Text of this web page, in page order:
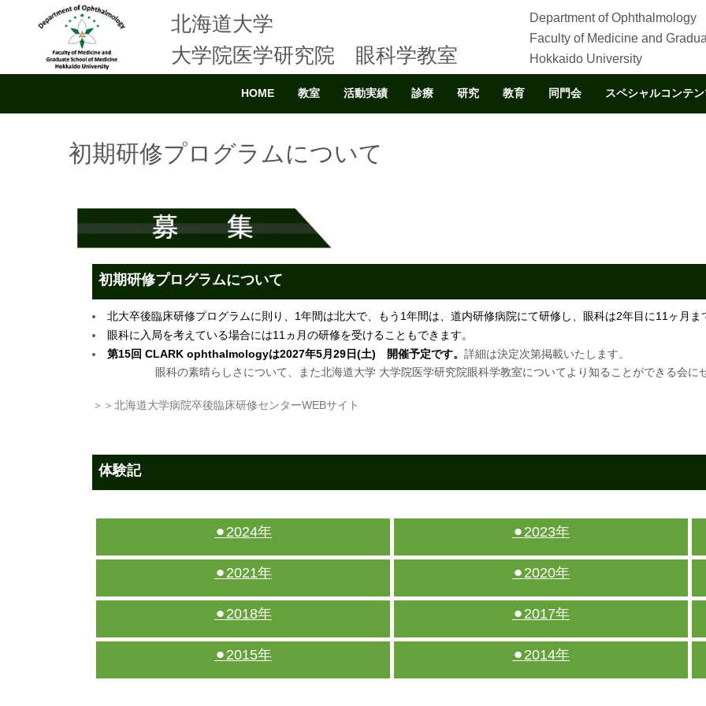
北海道大学
大学院医学研究院 眼科学教室
Department of Ophthalmology
Faculty of Medicine and
Hokkaido University
HOME 教室 活動実績 診療 研究 教育 同門会 スペシャルコンテ
初期研修プログラムについて
初期研修プログラムについて
北大卒後臨床研修プログラムに則り、1年間は北大で、もう1年間は、道内研修病院にて研修し、眼科は2年目に11ヶ月
眼科に入局を考えている場合には11ヵ月の研修を受けることもできます。
第15回 CLARK ophthalmologyは2027年5月29日(土) 開催予定です。 詳細は決定次第掲載いたします。
眼科の素晴らしさについて、また北海道大学 大学院医学研究院眼科学教室についてより知ることができる会に
＞＞北海道大学病院卒後臨床研修センターWEBサイト
体験記
⚫︎2024年 ⚫︎2023年
⚫︎2021年 ⚫︎2020年
⚫︎2018年 ⚫︎2017年
⚫︎2015年 ⚫︎2014年